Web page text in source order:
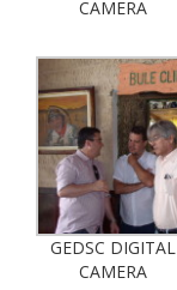
CAMERA
GEDSC DIGITAL
CAMERA